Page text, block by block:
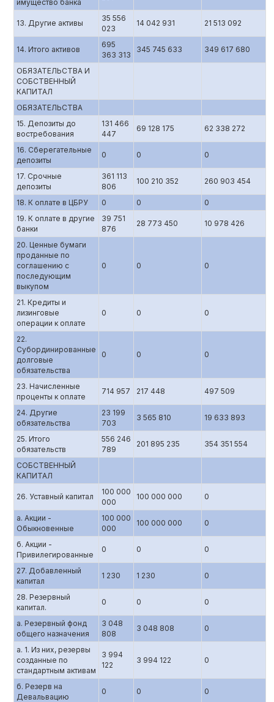
имущество банка
13. Другие активы
35 556
023
14 042 931 21 513 092
14. Итого активов
695
363 313
345 745 633 349 617 680
ОБЯЗАТЕЛЬСТВА И
СОБСТВЕННЫЙ
КАПИТАЛ
ОБЯЗАТЕЛЬСТВА
15. Депозиты до
востребования
131 466
447
69 128 175 62 338 272
16. Сберегательные
депозиты
0 0 0
17. Срочные
депозиты
361 113
806
100 210 352 260 903 454
18. К оплате в ЦБРУ 0 0
0
19. К оплате в другие
банки
39 751
876
28 773 450 10 978 426
20. Ценные бумаги
проданные по
соглашению с
последующим
выкупом
0 0 0
21. Кредиты и
лизинговые
операции к оплате
0 0 0
22.
Субординированные
долговые
обязательства
0 0 0
23. Начисленные
проценты к оплате
714 957 217 448 497 509
24. Другие
обязательства
23 199
703
3 565 810 19 633 893
25. Итого
обязательств
556 246
789
201 895 235 354 351 554
СОБСТВЕННЫЙ
КАПИТАЛ
26. Уставный капитал
100 000
000
100 000 000 0
а. Акции -
Обыкновенные
100 000
000
100 000 000 0
б. Акции -
Привилегированные
0 0 0
27. Добавленный
капитал
1 230 1 230 0
28. Резервный
капитал.
0 0 0
а. Резервный фонд
общего назначения
3 048
808
3 048 808 0
а. 1. Из них, резервы
созданные по
стандартным активам
3 994
122
3 994 122 0
б. Резерв на
Девальвацию
0 0 0